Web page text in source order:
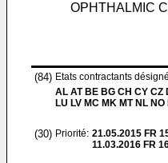
OPHTHALMIC
(84) Etats contractants
AL AT BE BG CH CY CZ
LU LV MC MK MT NL
(30) Priorité: 21.05.2015 FR
11.03.2016 FR